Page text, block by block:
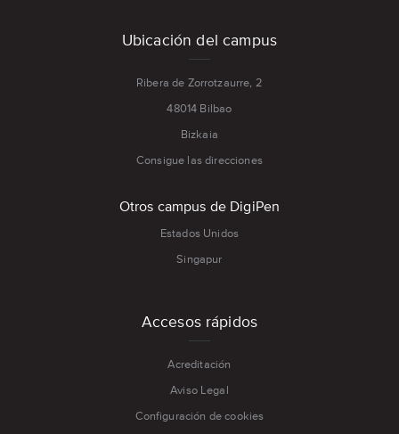
Ubicación del campus
Ribera de Zorrotzaurre, 2
48014 Bilbao
Bizkaia
Consigue las direcciones
Otros campus de DigiPen
Estados Unidos
Singapur
Accesos rápidos
Acreditación
Aviso Legal
Configuración de cookies